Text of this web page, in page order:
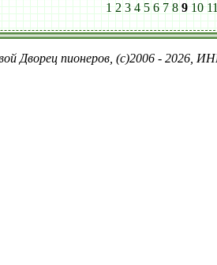
1 2 3 4 5 6 7 8 9 10
Дворец пионеров, (c)2006 - 2026,